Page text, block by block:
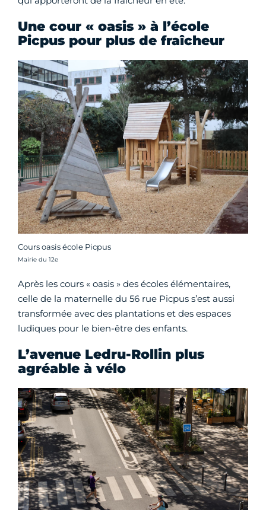
Une cour « oasis » à l’école
Picpus pour plus de fraîcheur
Cours oasis école Picpus
Crédit photo :
Mairie du 12e
Après les cours « oasis » des écoles élémentaires,
celle de la maternelle du 56 rue Picpus s’est aussi
transformée avec des plantations et des espaces
ludiques pour le bien-être des enfants.
L’avenue Ledru-Rollin plus
agréable à vélo